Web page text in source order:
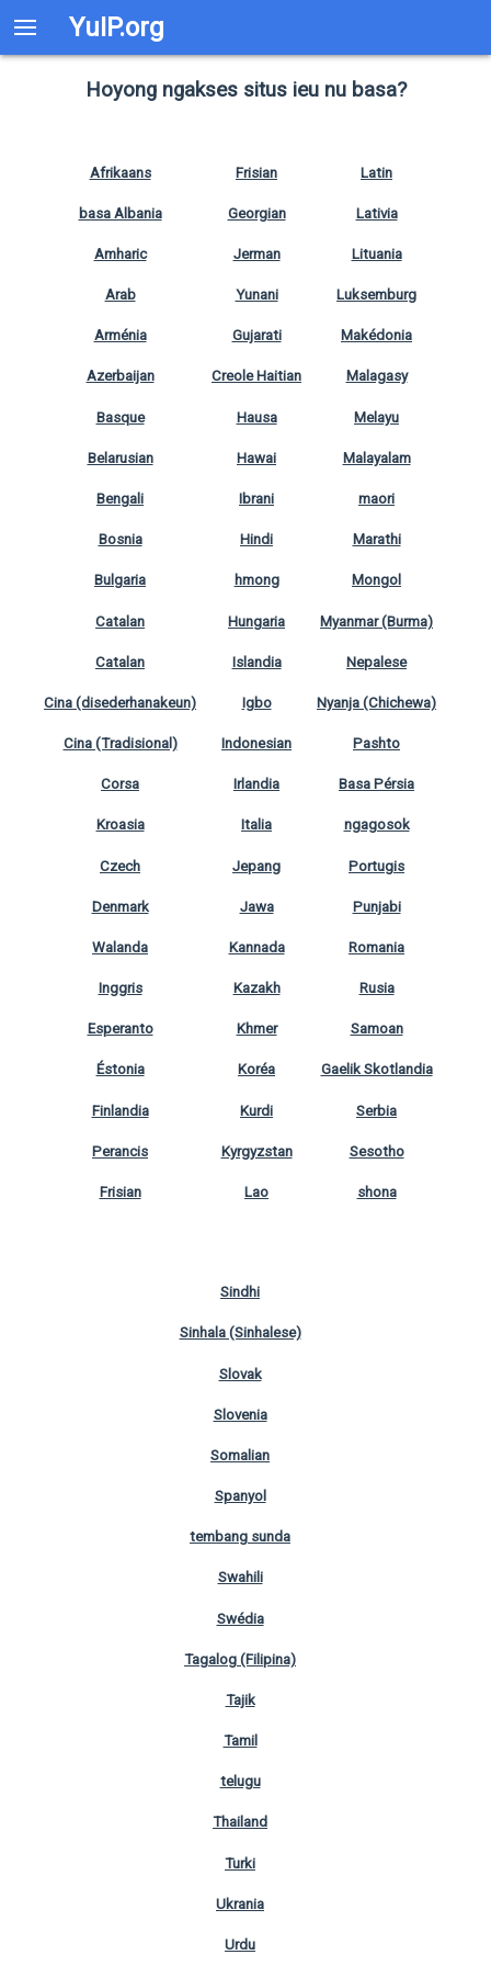
YuIP.org
Hoyong ngakses situs ieu nu basa?
Afrikaans
basa Albania
Amharic
Arab
Arménia
Azerbaijan
Basque
Belarusian
Bengali
Bosnia
Bulgaria
Catalan
Catalan
Cina (disederhanakeun)
Cina (Tradisional)
Corsa
Kroasia
Czech
Denmark
Walanda
Inggris
Esperanto
Éstonia
Finlandia
Perancis
Frisian
Frisian
Georgian
Jerman
Yunani
Gujarati
Creole Haitian
Hausa
Hawai
Ibrani
Hindi
hmong
Hungaria
Islandia
Igbo
Indonesian
Irlandia
Italia
Jepang
Jawa
Kannada
Kazakh
Khmer
Koréa
Kurdi
Kyrgyzstan
Lao
Latin
Lativia
Lituania
Luksemburg
Makédonia
Malagasy
Melayu
Malayalam
maori
Marathi
Mongol
Myanmar (Burma)
Nepalese
Nyanja (Chichewa)
Pashto
Basa Pérsia
ngagosok
Portugis
Punjabi
Romania
Rusia
Samoan
Gaelik Skotlandia
Serbia
Sesotho
shona
Sindhi
Sinhala (Sinhalese)
Slovak
Slovenia
Somalian
Spanyol
tembang sunda
Swahili
Swédia
Tagalog (Filipina)
Tajik
Tamil
telugu
Thailand
Turki
Ukrania
Urdu